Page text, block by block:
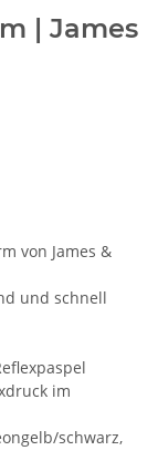
| James
von James &
und schnell
im
schwarz,